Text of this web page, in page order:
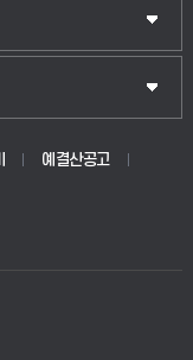
예결산공고